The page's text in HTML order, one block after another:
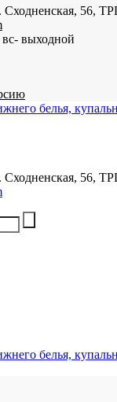
Сходненская, 56,
выходной
Сходненская, 56,